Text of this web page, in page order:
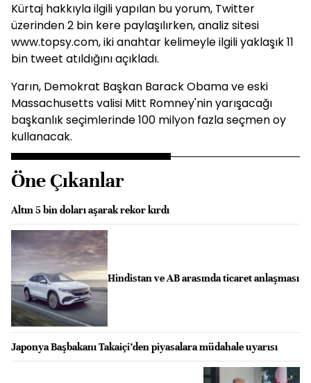
Kürtaj hakkıyla ilgili yapılan bu yorum, Twitter
üzerinden 2 bin kere paylaşılırken, analiz sitesi
www.topsy.com, iki anahtar kelimeyle ilgili yaklaşık 11
bin tweet atıldığını açıkladı.
Yarın, Demokrat Başkan Barack Obama ve eski
Massachusetts valisi Mitt Romney'nin yarışacağı
başkanlık seçimlerinde 100 milyon fazla seçmen oy
kullanacak.
Öne Çıkanlar
Altın 5 bin doları aşarak rekor kırdı
Hindistan ve AB arasında ticaret anlaşması
Japonya Başbakanı Takaiçi’den piyasalara müdahale uyarısı